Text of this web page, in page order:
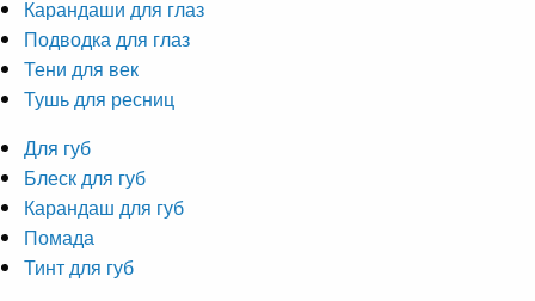
Карандаши для глаз
Подводка для глаз
Тени для век
Тушь для ресниц
Для губ
Блеск для губ
Карандаш для губ
Помада
Тинт для губ